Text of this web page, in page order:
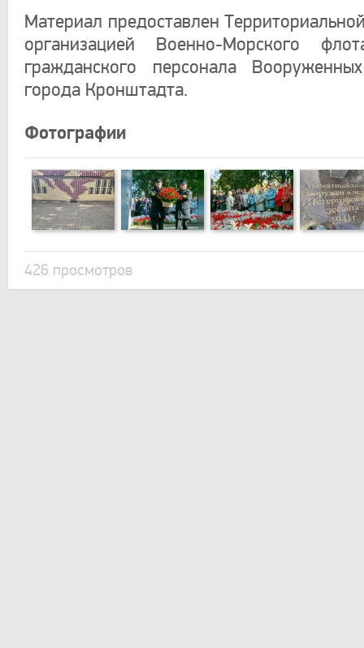
Материал предоставлен
организацией Военно-Морского
гражданского персонала
города Кронштадта.
Фотографии
426 просмотров